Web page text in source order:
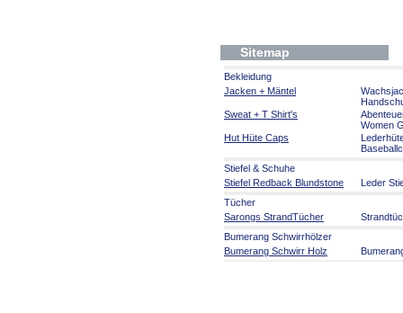
Sitemap
Bekleidung
Jacken + Mäntel
Sweat + T Shirt's
Women
Hut Hüte Caps
Stiefel & Schuhe
Stiefel Redback Blundstone
Leder
Tücher
Sarongs StrandTücher
Bumerang Schwirrhölzer
Bumerang Schwirr Holz